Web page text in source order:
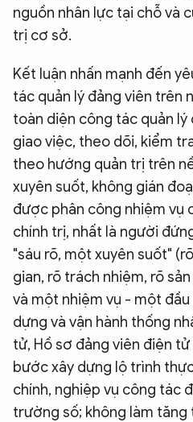
nguồn nhân lực tại chỗ và
trị cơ sở.
Kết luận nhấn mạnh đến
tác quản lý đảng viên trên
toàn diện công tác quản lý
giao việc, theo dõi, kiểm
theo hướng quản trị trên
xuyên suốt, không gián
được phân công nhiệm vụ
chính trị, nhất là người
"sáu rõ, một xuyên suốt"
gian, rõ trách nhiệm, rõ
và một nhiệm vụ - một
dựng và vận hành thống
tử, Hồ sơ đảng viên điện
bước xây dựng lộ trình
chính, nghiệp vụ công tác
trường số; không làm tăng